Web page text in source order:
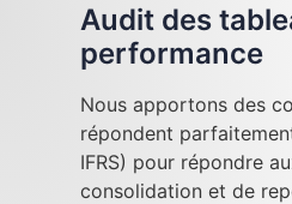
Audit des
performance
Nous apportons des
répondent
IFRS) pour répondre
consolidation et de